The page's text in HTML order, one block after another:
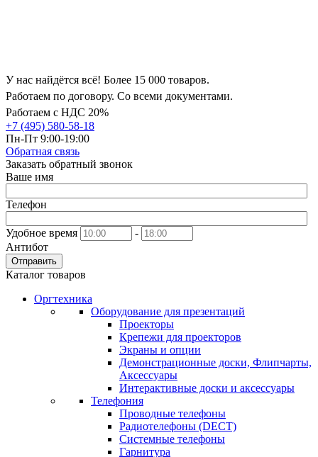
У нас найдётся всё! Более 15 000 товаров.
Работаем по договору. Со всеми документами.
Работаем с НДС 20%
+7 (495) 580-58-18
Пн-Пт 9:00-19:00
Обратная связь
Заказать обратный звонок
Ваше имя
Телефон
Удобное время
-
Антибот
Отправить
Каталог товаров
Оргтехника
Оборудование для презентаций
Проекторы
Крепежи для проекторов
Экраны и опции
Демонстрационные доски, Флипчарты,
Аксессуары
Интерактивные доски и аксессуары
Телефония
Проводные телефоны
Радиотелефоны (DECT)
Системные телефоны
Гарнитура